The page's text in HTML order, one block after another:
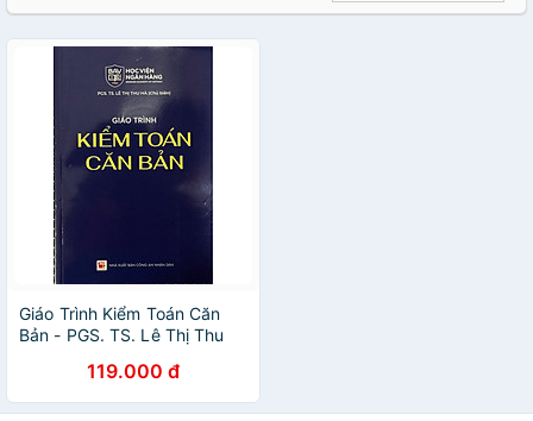
Giáo Trình Kiểm Toán Căn
Bản - PGS. TS. Lê Thị Thu
119.000 đ